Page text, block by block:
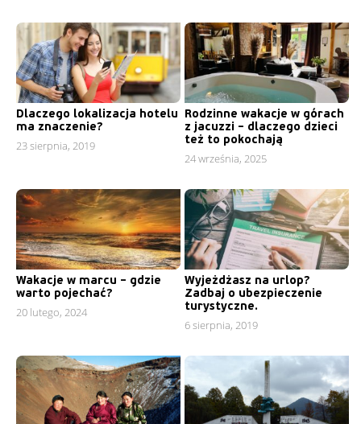
Dlaczego lokalizacja hotelu
ma znaczenie?
23 sierpnia, 2019
Rodzinne wakacje w górach
z jacuzzi – dlaczego dzieci
też to pokochają
24 września, 2025
Wakacje w marcu – gdzie
warto pojechać?
20 lutego, 2024
Wyjeżdżasz na urlop?
Zadbaj o ubezpieczenie
turystyczne.
6 sierpnia, 2019